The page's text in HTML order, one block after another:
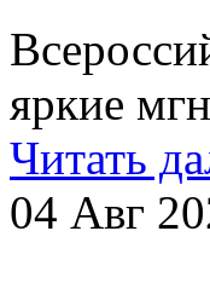
яркие
Читать
04 Авг